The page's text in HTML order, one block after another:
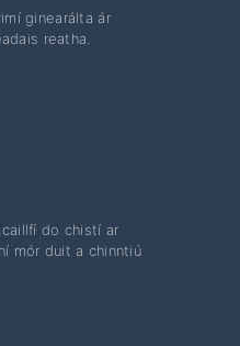
ginearálta ár
reatha.
do chistí ar
mór duit a chinntiú